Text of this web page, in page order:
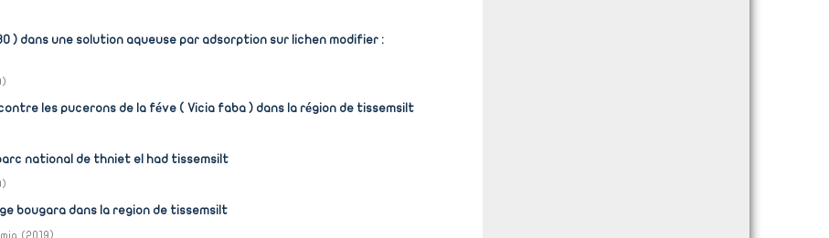
) dans une solution aqueuse par adsorption sur lichen modifier :
)
les pucerons de la féve ( Vicia faba ) dans la région de tissemsilt
national de thniet el had tissemsilt
)
bougara dans la region de tissemsilt
(2019)